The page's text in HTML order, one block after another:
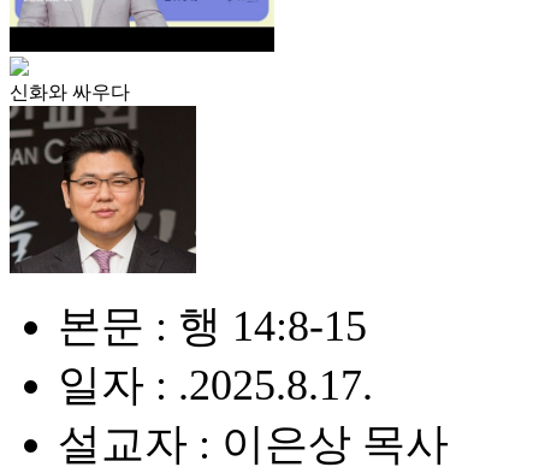
신화와 싸우다
본문 : 행 14:8-15
일자 : .2025.8.17.
설교자 : 이은상 목사